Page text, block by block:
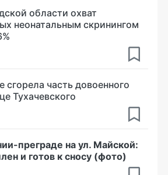
области охват
неонатальным скринингом
сгорела часть довоенного
Тухачевского
преграде на ул. Майской:
и готов к сносу (фото)